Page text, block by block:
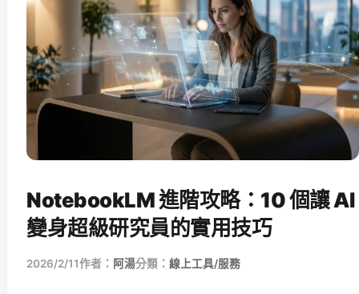
NotebookLM 進階攻略：10 個讓 AI
變身超級研究員的實用技巧
2026/2/11作者： 阿湯分類： 線上工具/服務